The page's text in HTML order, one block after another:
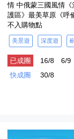
情 中俄蒙三國風情
護區》最美草原《呼
不入購物點
美景遊 深度遊
已成團 16/8
6/9
快成團
30/8